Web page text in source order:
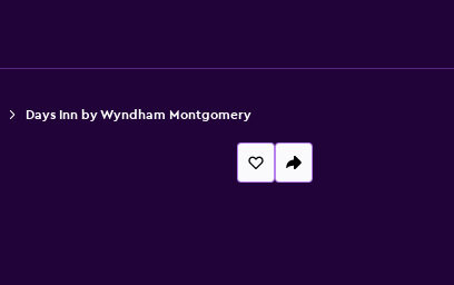
Days Inn by Wyndham Montgomery